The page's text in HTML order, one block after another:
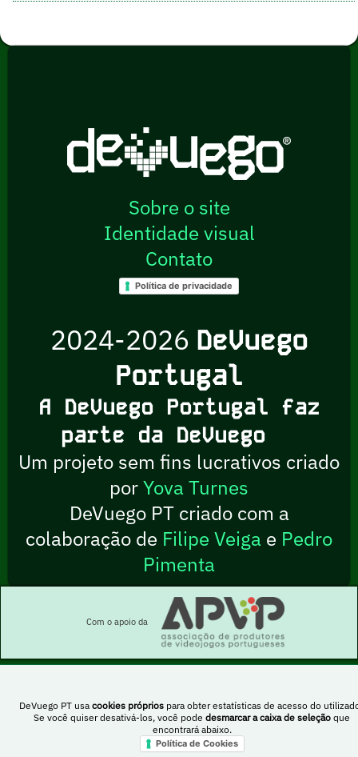
DeVuego PT usa cookies própriospara obter estatísticas de acesso do
Se você quiser desativá-los, você pode desmarcar a caixa de seleção que
encontrará abaixo.
Política de Cookies
Sobre o site
Identidade visual
Contato
Política de privacidade
2024-2026 DeVuego
Portugal
A DeVuego Portugal faz
parte da DeVuego
Um projeto sem fins lucrativos criado
porYova Turnes
DeVuego PT criado com a
colaboração de Filipe Veiga e Pedro
Pimenta
Com o apoio da
Esta obra está sob uma licença Creative Commons Atribuição-NãoComercial-
PartilhaIgual 4.0 Internacional